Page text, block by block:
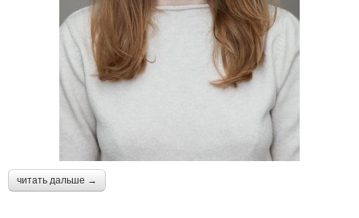
читать дальше →